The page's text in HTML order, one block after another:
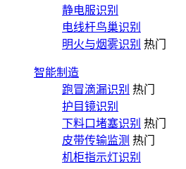
静电服识别
电线杆鸟巢识别
明火与烟雾识别 热门
智能制造
跑冒滴漏识别 热门
护目镜识别
下料口堵塞识别 热门
皮带传输监测 热门
机柜指示灯识别